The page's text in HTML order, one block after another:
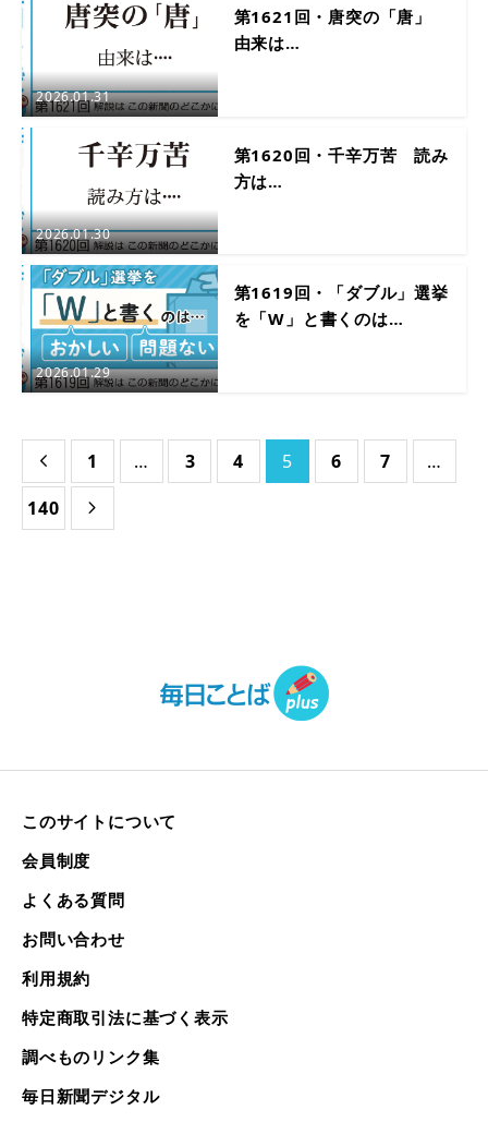
2026.01.31
第1621回・唐突の「唐」
由来は…
2026.01.30
第1620回・千辛万苦 読み
方は…
2026.01.29
第1619回・「ダブル」選挙
を「W」と書くのは…
 1 … 3 4 5 6 7
…
140

このサイトについて
会員制度
よくある質問
お問い合わせ
利用規約
特定商取引法に基づく表示
調べものリンク集
毎日新聞デジタル